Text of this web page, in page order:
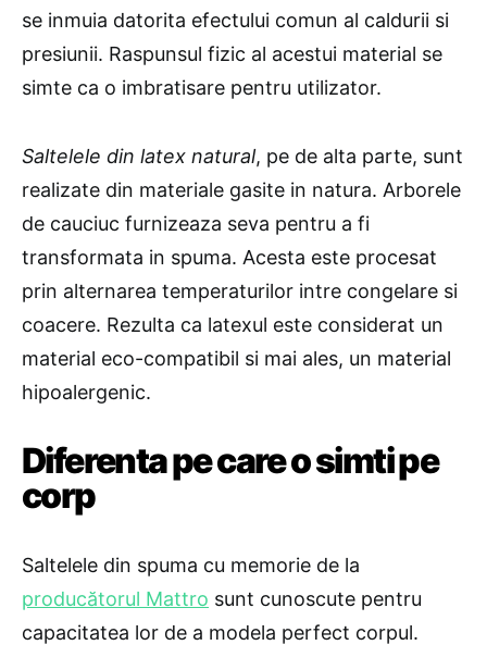
se inmuia datorita efectului comun al caldurii si
presiunii. Raspunsul fizic al acestui material se
simte ca o imbratisare pentru utilizator.
Saltelele din latex natural, pe de alta parte, sunt
realizate din materiale gasite in natura. Arborele
de cauciuc furnizeaza seva pentru a fi
transformata in spuma. Acesta este procesat
prin alternarea temperaturilor intre congelare si
coacere. Rezulta ca latexul este considerat un
material eco-compatibil si mai ales, un material
hipoalergenic.
Diferenta pe care o simti pe
corp
Saltelele din spuma cu memorie de la
producătorul Mattro sunt cunoscute pentru
capacitatea lor de a modela perfect corpul.